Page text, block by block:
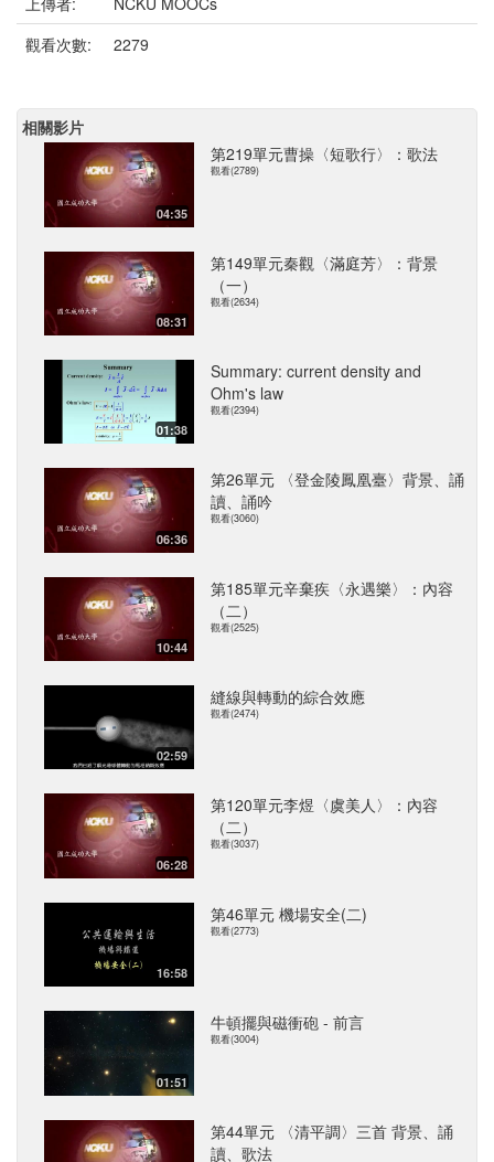
觀看次數:
2279
相關影片
04:35
第219單元曹操〈短歌行〉：歌法
觀看(2789)
08:31
第149單元秦觀〈滿庭芳〉：背景
（一）
觀看(2634)
01:38
Summary: current density and
Ohm's law
觀看(2394)
06:36
第26單元 〈登金陵鳳凰臺〉背景、誦
讀、誦吟
觀看(3060)
10:44
第185單元辛棄疾〈永遇樂〉：內容
（二）
觀看(2525)
02:59
縫線與轉動的綜合效應
觀看(2474)
06:28
第120單元李煜〈虞美人〉：內容
（二）
觀看(3037)
16:58
第46單元 機場安全(二)
觀看(2773)
01:51
牛頓擺與磁衝砲 - 前言
觀看(3004)
第44單元 〈清平調〉三首 背景、誦
讀、歌法